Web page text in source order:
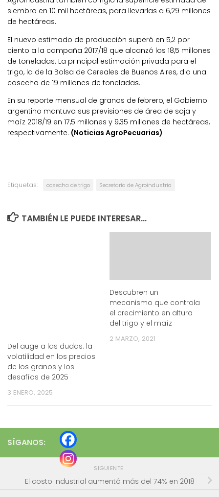
siembra en 10 mil hectáreas, para llevarlas a 6,29 millones
de hectáreas.
El nuevo estimado de producción superó en 5,2 por
ciento a la campaña 2017/18 que alcanzó los 18,5 millones
de toneladas. La principal estimación privada para el
trigo, la de la Bolsa de Cereales de Buenos Aires, dio una
cosecha de 19 millones de toneladas..
En su reporte mensual de granos de febrero, el Gobierno
argentino mantuvo sus previsiones de área de soja y
maíz 2018/19 en 17,5 millones y 9,35 millones de hectáreas,
respectivamente. (Noticias AgroPecuarias)
Etiquetas: cosecha de trigo Secretaría de Agroindustria
TAMBIÉN LE PUEDE INTERESAR...
Del auge a las dudas: la
volatilidad en los precios
de los granos y los
desafíos de 2025
3 ENERO, 2025
Descubren un
mecanismo que controla
el crecimiento en altura
del trigo y el maíz
2 MARZO, 2021
SÍGANOS:
SIGUIENTE
El costo industrial aumentó más del 74% en 2018